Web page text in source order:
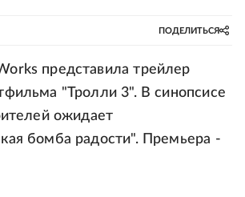
ПОДЕЛИТЬСЯ
представила трейлер
"Тролли 3". В синопсисе
ожидает
бомба радости". Премьера -